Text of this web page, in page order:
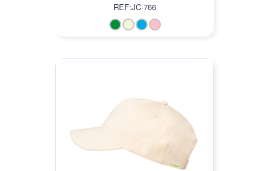
REF:JC-766